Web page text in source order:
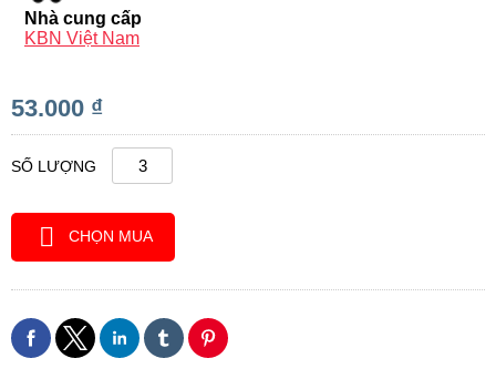
Nhà cung cấp
KBN Việt Nam
53.000 ₫
SỐ LƯỢNG
CHỌN MUA